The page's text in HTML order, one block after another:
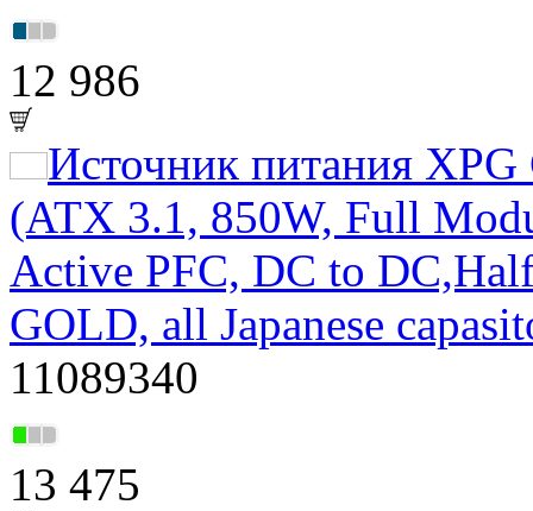
12 986
Источник питания
(ATX 3.1, 850W, Full
Active PFC, DC to
GOLD, all Japanese
11089340
13 475